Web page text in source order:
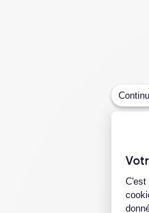
C'est